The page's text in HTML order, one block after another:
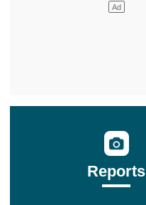
Reports